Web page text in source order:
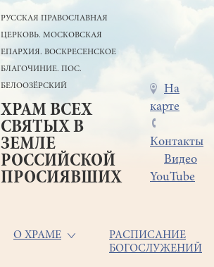
РУССКАЯ ПРАВОСЛАВНАЯ
ЦЕРКОВЬ. МОСКОВСКАЯ
ЕПАРХИЯ. ВОСКРЕСЕНСКОЕ
БЛАГОЧИНИЕ. ПОС.
БЕЛООЗЁРСКИЙ
ХРАМ ВСЕХ
СВЯТЫХ В
ЗЕМЛЕ
РОССИЙСКОЙ
ПРОСИЯВШИХ
Меню
в
шапке
На
карте
Контакты
Видео
YouTube
О ХРАМЕ
РАСПИСАНИЕ
БОГОСЛУЖЕНИЙ